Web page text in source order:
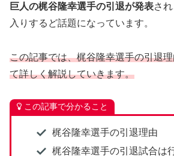
巨人の梶谷隆幸選手の引退が発表さ
入りするど話題になっています。
この記事では、梶谷隆幸選手の引退
て詳しく解説していきます。
この記事で分かること
梶谷隆幸選手の引退理由
梶谷隆幸選手の引退試合は